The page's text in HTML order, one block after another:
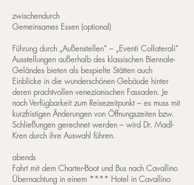
zwischendurch
Gemeinsames Essen (optional)
Führung durch „Außenstellen“ – „Eventi Collaterali“
Ausstellungen außerhalb des klassischen Biennale-
Geländes bieten als bespielte Stätten auch
Einblicke in die wunderschönen Gebäude hinter
deren prachtvollen venezianischen Fassaden. Je
nach Verfügbarkeit zum Reisezeitpunkt – es muss mit
kurzfristigen Änderungen von Öffnungszeiten bzw.
Schließungen gerechnet werden – wird Dr. Madl-
Kren durch ihre Auswahl führen.
abends
Fahrt mit dem Charter-Boot und Bus nach Cavallino
Übernachtung in einem **** Hotel in Cavallino